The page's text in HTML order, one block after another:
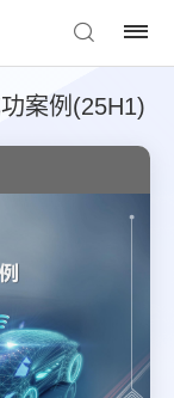
案例(25H1)